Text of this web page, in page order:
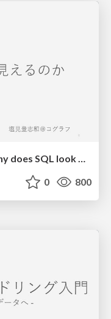
なぜSQLはAIぽく見えるのか/why does SQL look AI like
0 800